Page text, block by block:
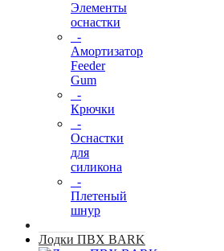
Элементы
оснастки
-
Амортизатор
Feeder
Gum
-
Крючки
-
Оснастки
для
силикона
-
Плетеный
шнур
Лодки ПВХ BARK